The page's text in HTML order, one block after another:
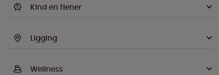
Kind en tiener
Ligging
Wellness